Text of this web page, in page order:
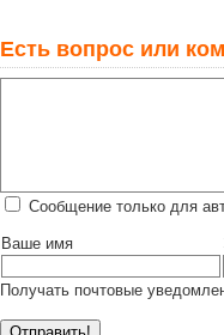
Есть вопрос или
Сообщение только для
Ваше имя
Получать почтовые